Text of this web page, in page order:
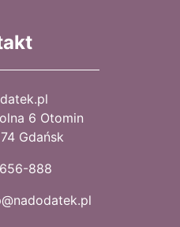
6 Otomin
Gdańsk
888